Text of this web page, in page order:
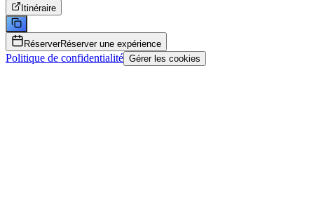
Itinéraire
RéserverRéserver une expérience
Politique de confidentialité Gérer les cookies